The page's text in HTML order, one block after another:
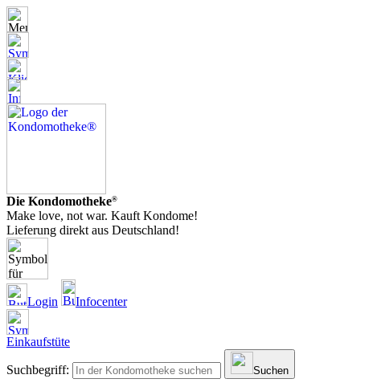
Die Kondomotheke®
Make love, not war. Kauft Kondome!
Lieferung direkt aus Deutschland!
Login Infocenter
Einkaufstüte
Suchbegriff: Suchen